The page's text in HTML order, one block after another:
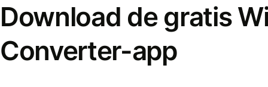
Download de gratis
Converter-app